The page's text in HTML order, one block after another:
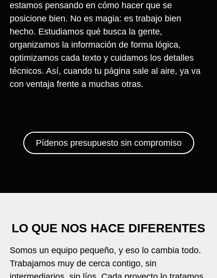
estamos pensando en cómo hacer que se
posicione bien. No es magia: es trabajo bien
hecho. Estudiamos qué busca la gente,
organizamos la información de forma lógica,
optimizamos cada texto y cuidamos los detalles
técnicos. Así, cuando tu página sale al aire, ya va
con ventaja frente a muchas otras.
Pídenos presupuesto sin compromiso
LO QUE NOS HACE DIFERENTES
Somos un equipo pequeño, y eso lo cambia todo.
Trabajamos muy de cerca contigo, sin